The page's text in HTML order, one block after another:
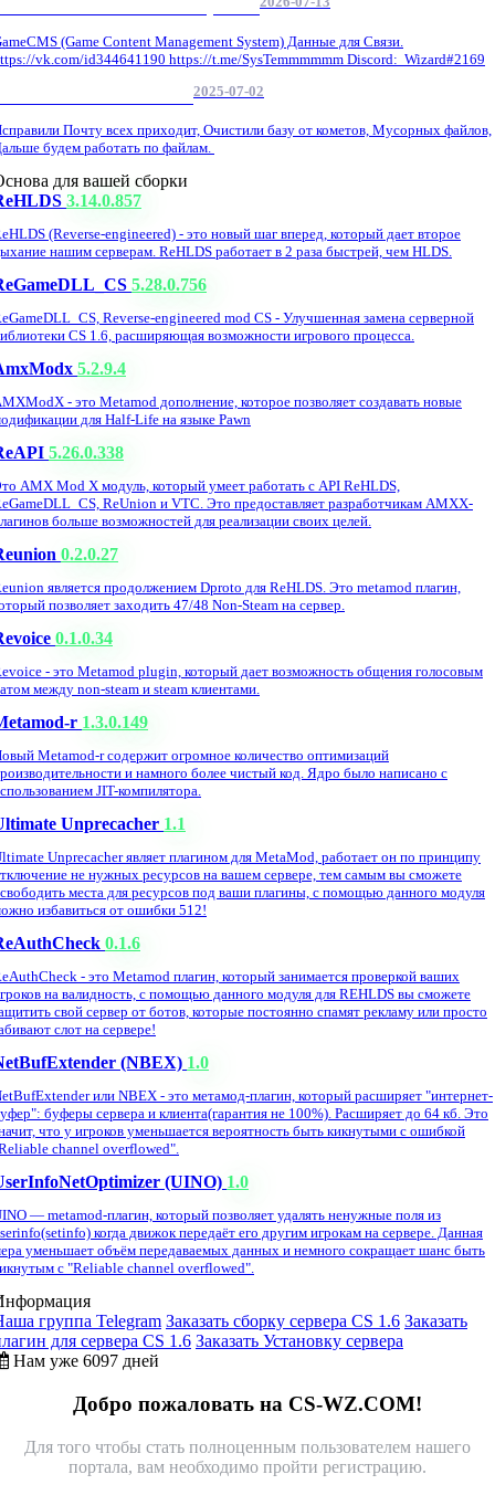
(Game Content Management System) Данные для Связи.
vk.com/id344641190 https://t.me/SysTemmmmmm Discord: Wizard#2169
2025-07-02
Почту всех приходит, Очистили базу от кометов, Мусорных файлов,
будем работать по файлам.
для вашей сборки
3.14.0.857
(Reverse-engineered) - это новый шаг вперед, который дает второе
нашим серверам. ReHLDS работает в 2 раза быстрей, чем HLDS.
5.28.0.756
Reverse-engineered mod CS - Улучшенная замена серверной
CS 1.6, расширяющая возможности игрового процесса.
5.2.9.4
- это Metamod дополнение, которое позволяет создавать новые
для Half-Life на языке Pawn
5.26.0.338
AMX Mod X модуль, который умеет работать с API ReHLDS,
ReUnion и VTC. Это предоставляет разработчикам AMXX-
больше возможностей для реализации своих целей.
0.2.0.27
является продолжением Dproto для ReHLDS. Это metamod плагин,
позволяет заходить 47/48 Non-Steam на сервер.
0.1.0.34
- это Metamod plugin, который дает возможность общения голосовым
между non-steam и steam клиентами.
r 1.3.0.149
Metamod-r содержит огромное количество оптимизаций
и намного более чистый код. Ядро было написано с
JIT-компилятора.
Unprecacher 1.1
Unprecacher являет плагином для MetaMod, работает он по принципу
не нужных ресурсов на вашем сервере, тем самым вы сможете
места для ресурсов под ваши плагины, с помощью данного модуля
избавиться от ошибки 512!
0.1.6
- это Metamod плагин, который занимается проверкой ваших
на валидность, с помощью данного модуля для REHLDS вы сможете
свой сервер от ботов, которые постоянно спамят рекламу или просто
слот на сервере!
(NBEX) 1.0
или NBEX - это метамод-плагин, который расширяет "интернет-
буферы сервера и клиента(гарантия не 100%). Расширяет до 64 кб. Это
что у игроков уменьшается вероятность быть кикнутыми с ошибкой
channel overflowed".
(UINO) 1.0
— metamod-плагин, который позволяет удалять ненужные поля из
когда движок передаёт его другим игрокам на сервере. Данная
уменьшает объём передаваемых данных и немного сокращает шанс быть
с "Reliable channel overflowed".
группа Telegram Заказать сборку сервера CS 1.6 Заказать
для сервера CS 1.6 Заказать Установку сервера
Нам уже 6097 дней
Добро пожаловать на CS-WZ.COM!
Для того чтобы стать полноценным пользователем нашего
портала, вам необходимо пройти регистрацию.